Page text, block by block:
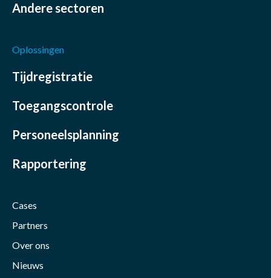
Andere sectoren
Oplossingen
Tijdregistratie
Toegangscontrole
Personeelsplanning
Rapportering
Cases
Partners
Over ons
Nieuws